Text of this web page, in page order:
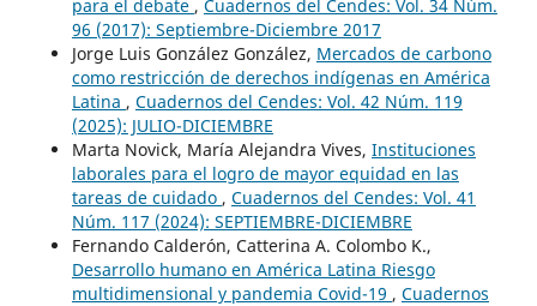
para el debate , Cuadernos del Cendes: Vol. 34 Núm.
96 (2017): Septiembre-Diciembre 2017
Jorge Luis González González, Mercados de carbono
como restricción de derechos indígenas en América
Latina , Cuadernos del Cendes: Vol. 42 Núm. 119
(2025): JULIO-DICIEMBRE
Marta Novick, María Alejandra Vives, Instituciones
laborales para el logro de mayor equidad en las
tareas de cuidado , Cuadernos del Cendes: Vol. 41
Núm. 117 (2024): SEPTIEMBRE-DICIEMBRE
Fernando Calderón, Catterina A. Colombo K.,
Desarrollo humano en América Latina Riesgo
multidimensional y pandemia Covid-19 , Cuadernos